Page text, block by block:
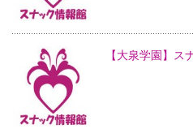
【大泉学園】ス